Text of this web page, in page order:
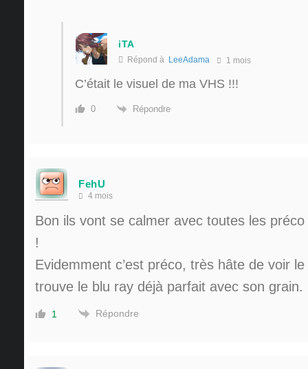
iTA
Répond à LeeAdama 1 mois
C’était le visuel de ma VHS !!!
0 Répondre
FehU
4 mois
Bon ils vont se calmer avec toutes les
!
Evidemment c’est préco, très hâte de voir
trouve le blu ray déjà parfait avec son grain.
1 Répondre